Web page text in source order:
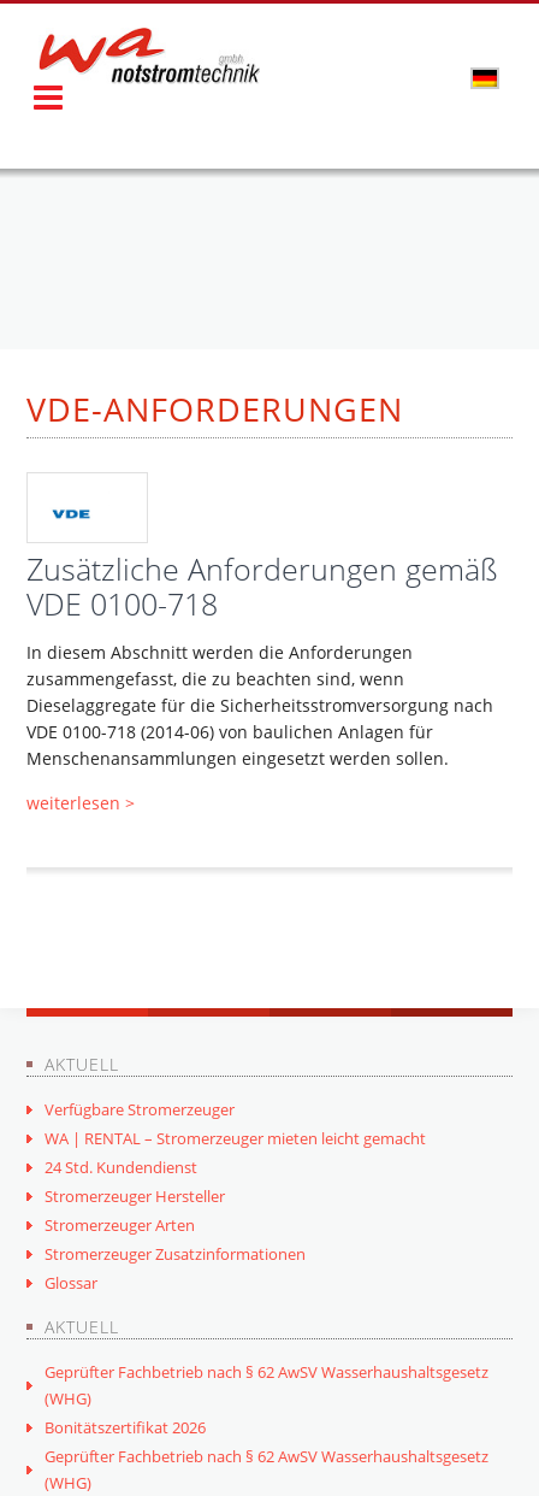
VDE-ANFORDERUNGEN
Zusätzliche Anforderungen gemäß
VDE 0100-718
In diesem Abschnitt werden die Anforderungen
zusammengefasst, die zu beachten sind, wenn
Dieselaggregate für die Sicherheitsstromversorgung nach
VDE 0100-718 (2014-06) von baulichen Anlagen für
Menschenansammlungen eingesetzt werden sollen.
weiterlesen >
AKTUELL
Verfügbare Stromerzeuger
WA | RENTAL – Stromerzeuger mieten leicht gemacht
24 Std. Kundendienst
Stromerzeuger Hersteller
Stromerzeuger Arten
Stromerzeuger Zusatzinformationen
Glossar
AKTUELL
Geprüfter Fachbetrieb nach § 62 AwSV Wasserhaushaltsgesetz
(WHG)
Bonitätszertifikat 2026
Geprüfter Fachbetrieb nach § 62 AwSV Wasserhaushaltsgesetz
(WHG)